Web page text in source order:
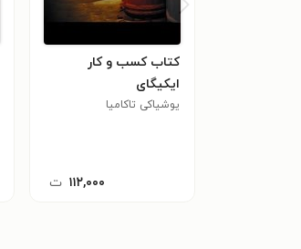
کتاب کسب و کار
ایکیگای
یوشیاکی تاکامیا
۱۱۲,۰۰۰ ت